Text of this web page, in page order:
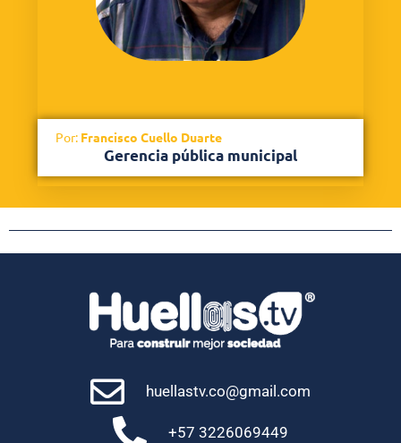
Por: Francisco Cuello Duarte
Gerencia pública municipal
huellastv.co@gmail.com
+57 3226069449